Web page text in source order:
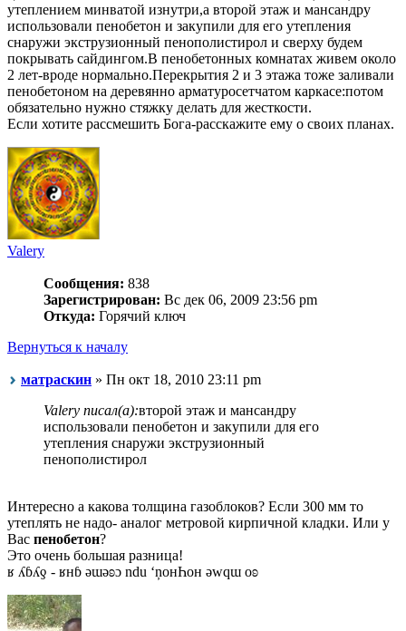
утеплением минватой изнутри,а второй этаж и мансандру
использовали пенобетон и закупили для его утепления
снаружи экструзионный пенополистирол и сверху будем
покрывать сайдингом.В пенобетонных комнатах живем около
2 лет-вроде нормально.Перекрытия 2 и 3 этажа тоже заливали
пенобетоном на деревянно арматуросетчатом каркасе:потом
обязательно нужно стяжку делать для жесткости.
Если хотите рассмешить Бога-расскажите ему о своих планах.
Valery
Сообщения: 838
Зарегистрирован: Вс дек 06, 2009 23:56 pm
Откуда: Горячий ключ
Вернуться к началу
матраскин » Пн окт 18, 2010 23:11 pm
Valery писал(а):второй этаж и мансандру
использовали пенобетон и закупили для его
утепления снаружи экструзионный
пенополистирол
Интересно а какова толщина газоблоков? Если 300 мм то
утеплять не надо- аналог метровой кирпичной кладки. Или у
Вас пенобетон?
Это очень большая разница!
ʁ ʎɓʎƍ - ʁнɓ ǝɯǝʚɔ ndu ‘ņонҺон ǝwqɯ оʚ